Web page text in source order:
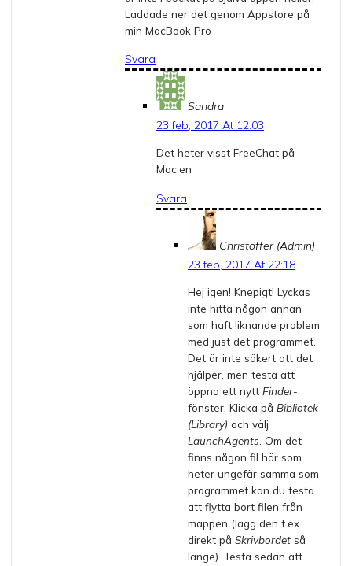
Laddade ner det genom Appstore på
min MacBook Pro
Svara
Sandra
23 feb, 2017 At 12:03
Det heter visst FreeChat på
Mac:en
Svara
Christoffer (Admin)
23 feb, 2017 At 22:18
Hej igen! Knepigt! Lyckas
inte hitta någon annan
som haft liknande problem
med just det programmet.
Det är inte säkert att det
hjälper, men testa att
öppna ett nytt Finder-
fönster. Klicka på Bibliotek
(Library) och välj
LaunchAgents . Om det
finns någon fil här som
heter ungefär samma som
programmet kan du testa
att flytta bort filen från
mappen (lägg den t.ex.
direkt på Skrivbordet så
länge). Testa sedan att